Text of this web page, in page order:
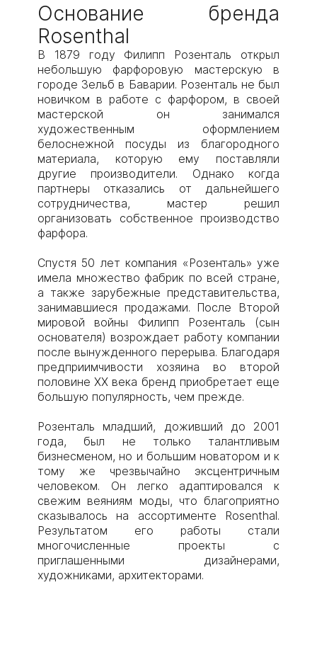
Основание бренда
Rosenthal
В 1879 году Филипп Розенталь открыл
небольшую фарфоровую мастерскую в
городе Зельб в Баварии. Розенталь не был
новичком в работе с фарфором, в своей
мастерской он занимался
художественным оформлением
белоснежной посуды из благородного
материала, которую ему поставляли
другие производители. Однако когда
партнеры отказались от дальнейшего
сотрудничества, мастер решил
организовать собственное производство
фарфора.
Спустя 50 лет компания «Розенталь» уже
имела множество фабрик по всей стране,
а также зарубежные представительства,
занимавшиеся продажами. После Второй
мировой войны Филипп Розенталь (сын
основателя) возрождает работу компании
после вынужденного перерыва. Благодаря
предприимчивости хозяина во второй
половине XX века бренд приобретает еще
большую популярность, чем прежде.
Розенталь младший, доживший до 2001
года, был не только талантливым
бизнесменом, но и большим новатором и к
тому же чрезвычайно эксцентричным
человеком. Он легко адаптировался к
свежим веяниям моды, что благоприятно
сказывалось на ассортименте Rosenthal.
Результатом его работы стали
многочисленные проекты с
приглашенными дизайнерами,
художниками, архитекторами.